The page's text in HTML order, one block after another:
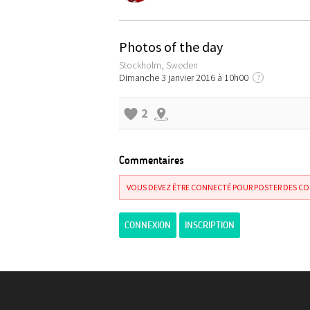
Photos of the day
Stockholm, Sweden
Dimanche 3 janvier 2016 à 10h00
?
2
Commentaires
VOUS DEVEZ ÊTRE CONNECTÉ POUR POSTER DES
CONNEXION INSCRIPTION